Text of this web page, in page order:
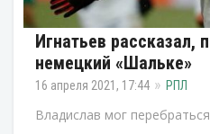
Игнатьев рассказал,
немецкий «Шальке»
16 апреля 2021, 17:44 РПЛ
Владислав мог